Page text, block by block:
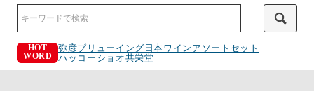
HOT
WORD
弥彦ブリューイング 日本ワインアソートセット
ハッコーショオ共栄堂